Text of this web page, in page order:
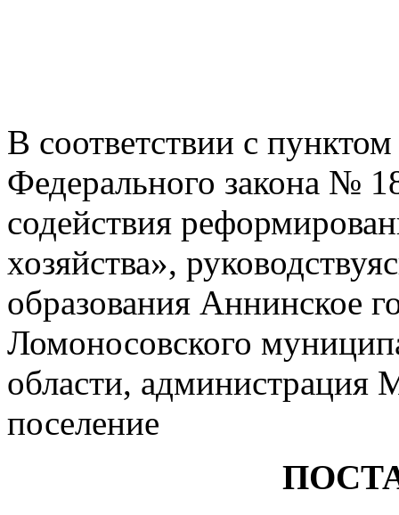
В соответствии с
Федерального закона №
содействия
хозяйства»,
образования Аннинское
Ломоносовского
области, администрация
поселение